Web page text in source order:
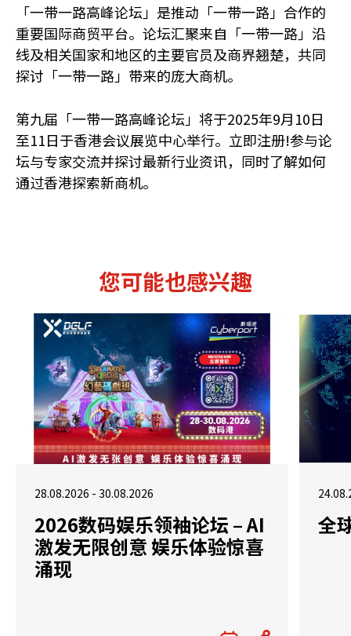
「一带一路高峰论坛」是推动「一带一路」合作的
重要国际商贸平台。论坛汇聚来自「一带一路」沿
线及相关国家和地区的主要官员及商界翘楚，共同
探讨「一带一路」带来的庞大商机。
第九届「一带一路高峰论坛」将于2025年9月10日
至11日于香港会议展览中心举行。立即注册!参与论
坛与专家交流并探讨最新行业资讯，同时了解如何
通过香港探索新商机。
您可能也感兴趣
28.08.2026 - 30.08.2026
2026数码娱乐领袖论坛 – AI
激发无限创意 娱乐体验惊喜
涌现
全